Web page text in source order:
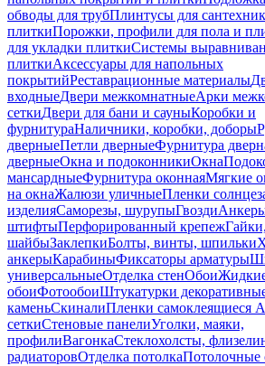
обводы для трубПлинтусы для
плиткиПорожки, профили для пола и
для укладки плиткиСистемы
плиткиАксессуары для напольных
покрытийРеставрационные материалы
входныеДвери межкомнатныеАрки
сеткиДвери для бани и сауныКоробки и
фурнитураНаличники, коробки, доборы
дверныеПетли дверныеФурнитура
дверныеОкна и подоконникиОкна
мансардныеФурнитура оконнаяМягкие
на окнаЖалюзи уличныеПленки
изделияСаморезы, шурупыГвозди
штифтыПерфорированный крепежГайки,
шайбыЗаклепкиБолты, винты, шпильки
анкерыКарабиныФиксаторы арматуры
универсальныеОтделка стенОбои
обоиФотообоиШтукатурки
каменьСкиналиПленки самоклеящиеся
сеткиСтеновые панелиУголки, маяки,
профилиВагонкаСтеклохолсты,
радиаторовОтделка потолкаПотолочные